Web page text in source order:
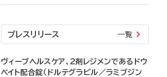
プレスリリース 一覧
ヴィーブヘルスケア、2剤レジメンであるドウ
ベイト配合錠（ドルテグラビル／ラミブジン